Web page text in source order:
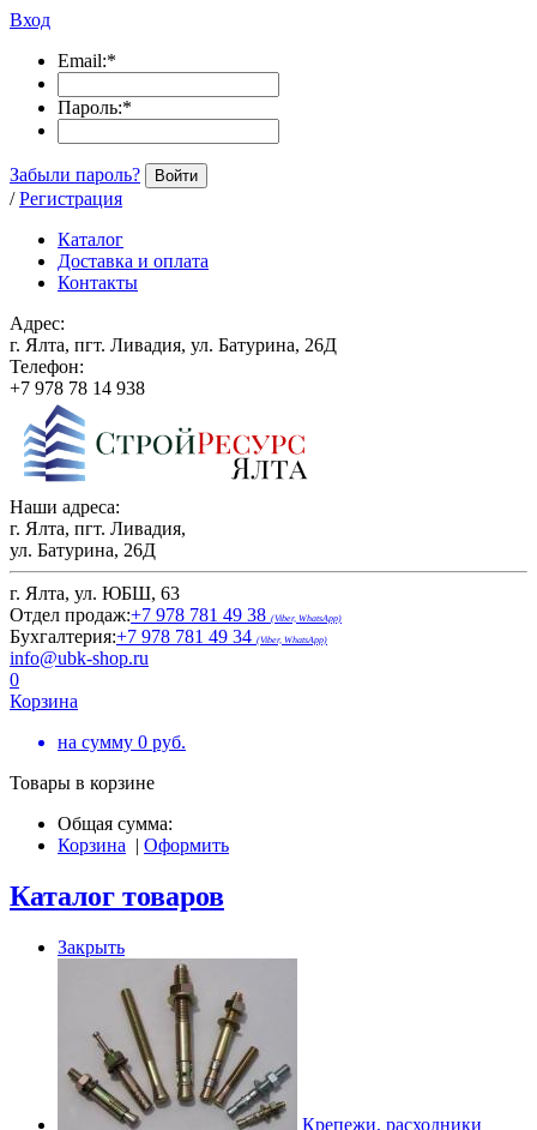
Вход
Email:*
Пароль:*
Забыли пароль? Войти
/ Регистрация
Каталог
Доставка и оплата
Контакты
Адрес:
г. Ялта, пгт. Ливадия, ул. Батурина, 26Д
Телефон:
+7 978 78 14 938
Наши адреса:
г. Ялта, пгт. Ливадия,
ул. Батурина, 26Д
г. Ялта, ул. ЮБШ, 63
Отдел продаж:+7 978 781 49 38 (Viber, WhatsApp)
Бухгалтерия:+7 978 781 49 34 (Viber, WhatsApp)
info@ubk-shop.ru
0
Корзина
на сумму 0 руб.
Товары в корзине
Общая сумма:
Корзина | Оформить
Каталог товаров
Закрыть
Крепежи, расходники